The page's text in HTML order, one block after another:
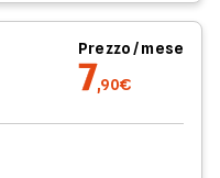
Prezzo / mese
7,90€